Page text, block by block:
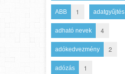
ABB 1 adatgyűjtés
adható nevek 4
adókedvezmény 2
adózás 1